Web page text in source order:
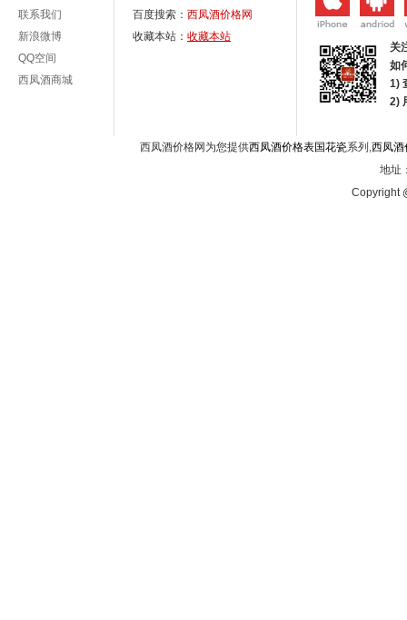
联系我们
新浪微博
QQ空间
西凤酒商城
百度搜索： 西凤酒价格网
收藏本站： 收藏本站
关
如
1)
2)
西凤酒价格网为您提供西凤酒价格表国花瓷系列,西凤酒
地址
Copyright